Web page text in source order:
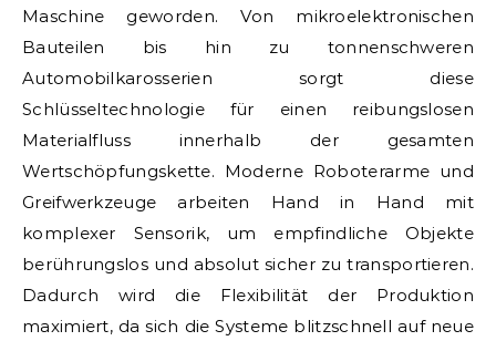
Maschine geworden. Von mikroelektronischen
Bauteilen bis hin zu tonnenschweren
Automobilkarosserien sorgt diese
Schlüsseltechnologie für einen reibungslosen
Materialfluss innerhalb der gesamten
Wertschöpfungskette. Moderne Roboterarme und
Greifwerkzeuge arbeiten Hand in Hand mit
komplexer Sensorik, um empfindliche Objekte
berührungslos und absolut sicher zu transportieren.
Dadurch wird die Flexibilität der Produktion
maximiert, da sich die Systeme blitzschnell auf neue